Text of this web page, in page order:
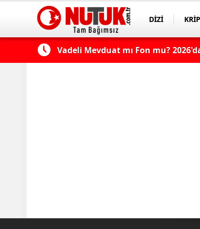
DİZİ
Vadeli Mevduat mı Fon mu?